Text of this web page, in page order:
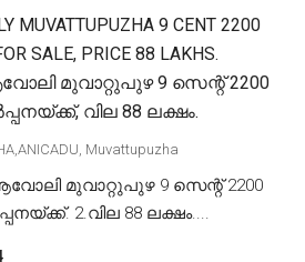
MUVATTUPUZHA 9 CENT 2200
SALE, PRICE 88 LAKHS.
മുവാറ്റുപുഴ 9 സെന്റ് 2200
വില 88 ലക്ഷം.
Muvattupuzha
മുവാറ്റുപുഴ 9 സെന്റ് 2200
2.വില 88 ലക്ഷം....